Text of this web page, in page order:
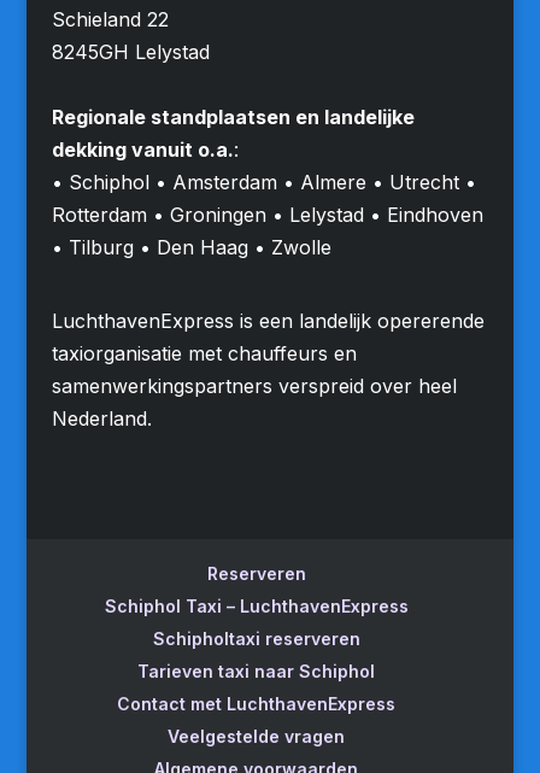
Schieland 22
8245GH Lelystad
Regionale standplaatsen en landelijke
dekking vanuit o.a.:
• Schiphol • Amsterdam • Almere • Utrecht •
Rotterdam • Groningen • Lelystad • Eindhoven
• Tilburg • Den Haag • Zwolle
LuchthavenExpress is een landelijk opererende
taxiorganisatie met chauffeurs en
samenwerkingspartners verspreid over heel
Nederland.
Reserveren
Schiphol Taxi – LuchthavenExpress
Schipholtaxi reserveren
Tarieven taxi naar Schiphol
Contact met LuchthavenExpress
Veelgestelde vragen
Algemene voorwaarden